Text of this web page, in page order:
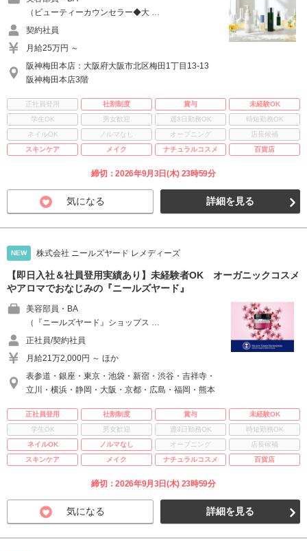
（ビューティーカウンセラー◆大 …
契約社員
月給25万円 ～
阪神梅田本店：大阪府大阪市北区梅田1丁目13-13
阪神梅田本店3階
正社員登用 社割制度 賞与
未経験OK
学生OK
男女歓迎 週3日勤務OK
時短勤務OK
ネイルOK
ノルマなし オープニング
店長候補
スキンケア
メイク ナチュラルコスメ 百貨店
締切：2026年9月3日(木) 23時59分
気になる 詳細を見る
NEW 株式会社 ニールズヤード レメディーズ
【即日入社＆社員登用実績あり】未経験者OK オーガニックコスメ
やアロマでおなじみの『ニールズヤード』
美容部員・BA
（『ニールズヤード』ショップス …
正社員/契約社員
月給21万2,000円 ～ ほか
表参道・銀座・東京・池袋・新宿・渋谷・吉祥寺・
立川・横浜・静岡・大阪・京都・広島・福岡・熊本
正社員登用 社割制度 賞与
未経験OK
学生OK
男女歓迎 週3日勤務OK
時短勤務OK
ネイルOK
ノルマなし オープニング
店長候補
スキンケア
メイク ナチュラルコスメ 百貨店
締切：2026年9月3日(木) 23時59分
気になる 詳細を見る